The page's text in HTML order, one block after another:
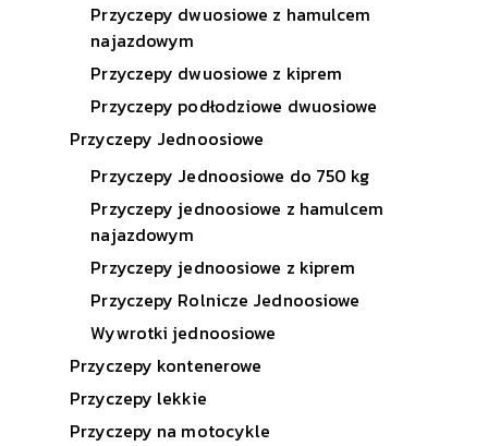
Przyczepy dwuosiowe z hamulcem
najazdowym
Przyczepy dwuosiowe z kiprem
Przyczepy podłodziowe dwuosiowe
Przyczepy Jednoosiowe
Przyczepy Jednoosiowe do 750 kg
Przyczepy jednoosiowe z hamulcem
najazdowym
Przyczepy jednoosiowe z kiprem
Przyczepy Rolnicze Jednoosiowe
Wywrotki jednoosiowe
Przyczepy kontenerowe
Przyczepy lekkie
Przyczepy na motocykle